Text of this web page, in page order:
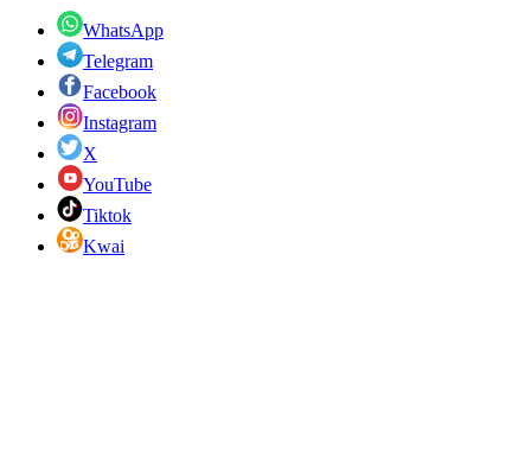
WhatsApp
Telegram
Facebook
Instagram
X
YouTube
Tiktok
Kwai